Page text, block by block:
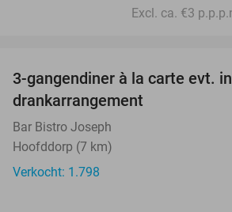
Excl. ca. €3
3-gangendiner à la carte evt.
drankarrangement
Bar Bistro Joseph
Hoofddorp (7 km)
Verkocht: 1.798